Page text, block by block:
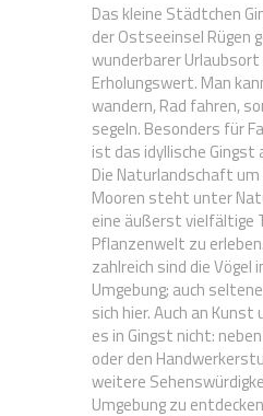
Das kleine Städtchen
der Ostseeinsel Rügen
wunderbarer
Erholungswert. Man
wandern, Rad fahren,
segeln. Besonders für
ist das idyllische Gingst
Die Naturlandschaft
Mooren steht unter
eine äußerst vielfältige
Pflanzenwelt zu
zahlreich sind die Vögel
Umgebung; auch
sich hier. Auch an
es in Gingst nicht:
oder den
weitere
Umgebung zu